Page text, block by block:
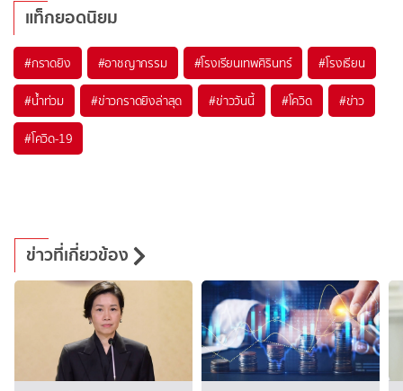
แท็กยอดนิยม
#กราดยิง #อาชญากรรม #โรงเรียนเทพศิรินทร์ #โรงเรียน
#น้ำท่วม #ข่าวกราดยิงล่าสุด #ข่าววันนี้ #โควิด #ข่าว
#โควิด-19
ข่าวที่เกี่ยวข้อง